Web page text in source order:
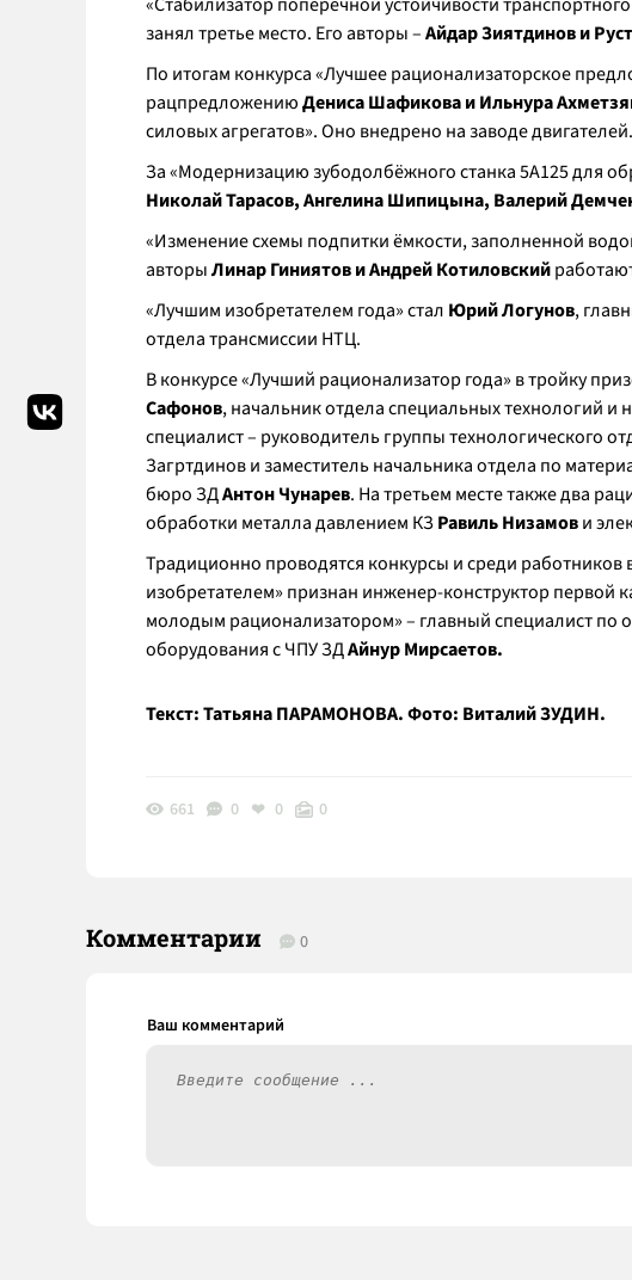
занял третье место. Его авторы –Айдар Зиятдинов и
По итогам конкурса «Лучшее рационализаторское
рацпредложениюДениса Шафикова и Ильнура
силовых агрегатов». Оно внедрено на заводе двигателей.
За «Модернизацию зубодолбёжного станка 5А125 для
Николай Тарасов, Ангелина Шипицына, Валерий
«Изменение схемы подпитки ёмкости, заполненной
авторыЛинар Гиниятов и Андрей Котиловский
«Лучшим изобретателем года» стал Юрий Логунов,
отдела трансмиссии НТЦ.
В конкурсе «Лучший рационализатор года» в тройку
Сафонов, начальник отдела специальных технологий
специалист – руководитель группы технологического
Загртдинов и заместитель начальника отдела по
бюро ЗДАнтон Чунарев. На третьем месте также два
обработки металла давлением КЗРавиль Низамови
Традиционно проводятся конкурсы и среди
изобретателем» признан инженер-конструктор первой
молодым рационализатором» – главный специалист по
оборудования с ЧПУ ЗДАйнур Мирсаетов.
Текст: Татьяна ПАРАМОНОВА. Фото: Виталий ЗУДИН.
661 0 0 0
Комментарии 0